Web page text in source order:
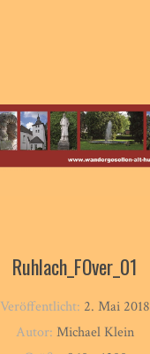
Ruhlach_FOver_01
Veröffentlicht: 2. Mai 2018
Autor: Michael Klein